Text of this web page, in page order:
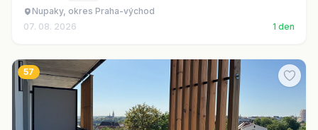
Nupaky, okres Praha-východ
07. 08. 2026
1 den
57